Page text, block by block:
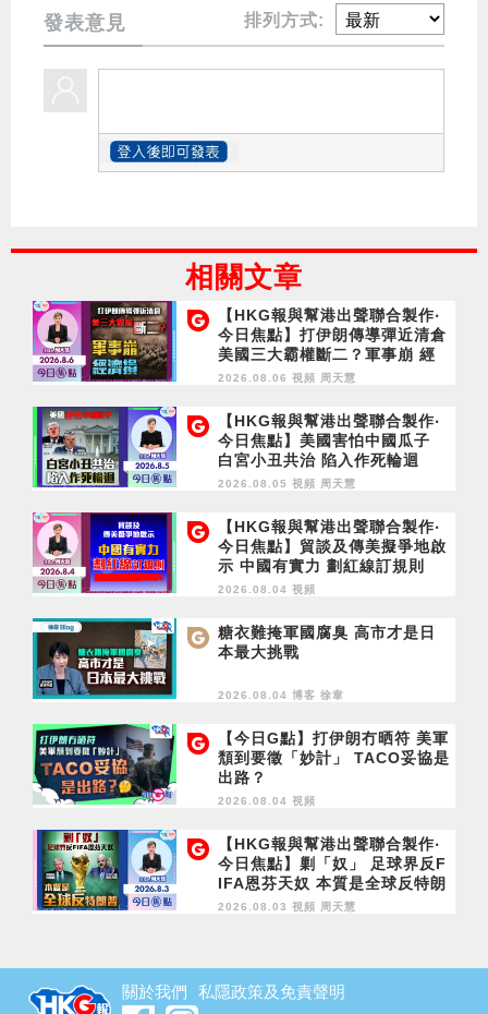
發表意見 排列方式:
相關文章
【HKG報與幫港出聲聯合製作‧
今日焦點】打伊朗傳導彈近清倉
美國三大霸權斷二？軍事崩 經
濟損
2026.08.06 視頻 周天慧
【HKG報與幫港出聲聯合製作‧
今日焦點】美國害怕中國瓜子
白宮小丑共治 陷入作死輪迴
2026.08.05 視頻 周天慧
【HKG報與幫港出聲聯合製作‧
今日焦點】貿談及傳美擬爭地啟
示 中國有實力 劃紅線訂規則
2026.08.04 視頻
糖衣難掩軍國腐臭 高市才是日
本最大挑戰
2026.08.04 博客 徐韋
【今日G點】打伊朗冇晒符 美軍
頹到要徵「妙計」 TACO妥協是
出路？
2026.08.04 視頻
【HKG報與幫港出聲聯合製作‧
今日焦點】剿「奴」 足球界反F
IFA恩芬天奴 本質是全球反特朗
普
2026.08.03 視頻 周天慧
關於我們
私隱政策及免責聲明